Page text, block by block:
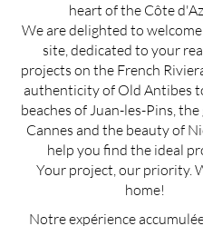
heart of the Côte
We are delighted to
site, dedicated to your
projects on the French
authenticity of Old Antibes
beaches of Juan-les-Pins,
Cannes and the beauty of
help you find the ideal
Your project, our priority.
home!
Notre expérience